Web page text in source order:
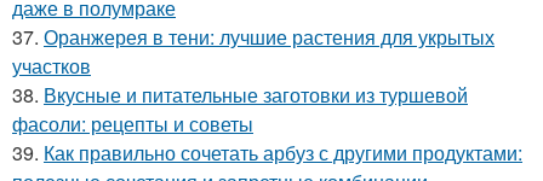
даже в полумраке
37. Оранжерея в тени: лучшие растения для укрытых
участков
38. Вкусные и питательные заготовки из туршевой
фасоли: рецепты и советы
39. Как правильно сочетать арбуз с другими продуктами: